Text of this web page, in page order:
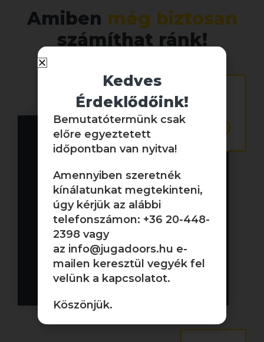
Amiben még biztosan
számíthat ránk!
Helyszíni felmérés
Elfogadott ajánlat esetén
Budapest és vonzás körzetében
díjmentesen elvégezzük a
felmérést, hogy Önt semmilyen
meglepetés ne érje!
Kedves
Érdeklődőink!
Bemutatótermünk csak
előre egyeztetett
időpontban van nyitva!
Amennyiben szeretnék
kínálatunkat megtekinteni,
úgy kérjük az alábbi
telefonszámon: +36 20-448-
2398 vagy
az info@jugadoors.hu e-
mailen keresztül vegyék fel
velünk a kapcsolatot.
Köszönjük.